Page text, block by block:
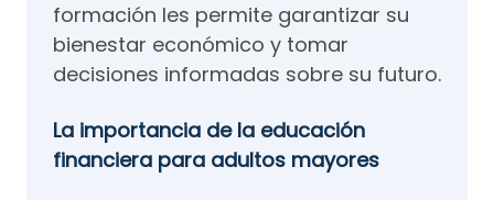
formación les permite garantizar su
bienestar económico y tomar
decisiones informadas sobre su futuro.
La importancia de la educación
financiera para adultos mayores